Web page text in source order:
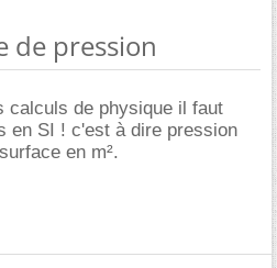
de pression
calculs de physique il faut
en SI ! c'est à dire pression
en m².